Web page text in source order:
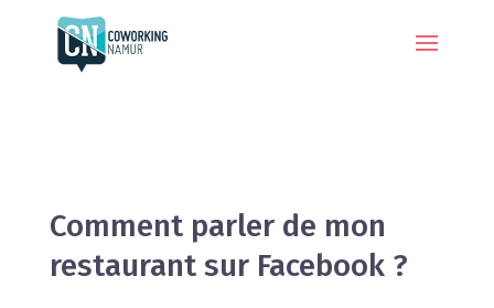
Comment parler de mon
restaurant sur Facebook ?